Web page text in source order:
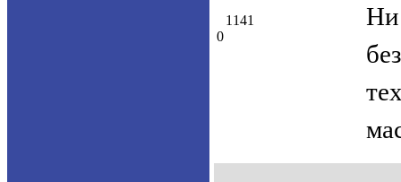
1141
0
Ни